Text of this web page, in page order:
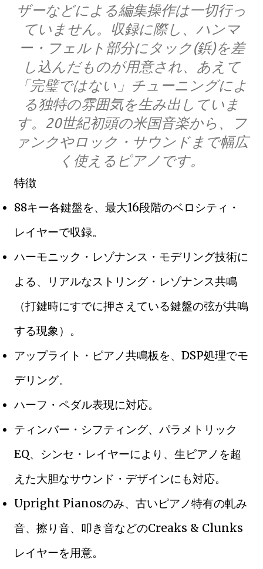
ザーなどによる編集操作は一切行っ
ていません。収録に際し、ハンマ
ー・フェルト部分にタック(鋲)を差
し込んだものが用意され、あえて
「完璧ではない」チューニングによ
る独特の雰囲気を生み出していま
す。20世紀初頭の米国音楽から、フ
ァンクやロック・サウンドまで幅広
く使えるピアノです。
特徴
88キー各鍵盤を、最大16段階のベロシティ・
レイヤーで収録。
ハーモニック・レゾナンス・モデリング技術に
よる、リアルなストリング・レゾナンス共鳴
（打鍵時にすでに押さえている鍵盤の弦が共鳴
する現象）。
アップライト・ピアノ共鳴板を、DSP処理でモ
デリング。
ハーフ・ペダル表現に対応。
ティンバー・シフティング、パラメトリック
EQ、シンセ・レイヤーにより、生ピアノを超
えた大胆なサウンド・デザインにも対応。
Upright Pianosのみ、古いピアノ特有の軋み
音、擦り音、叩き音などのCreaks & Clunks
レイヤーを用意。